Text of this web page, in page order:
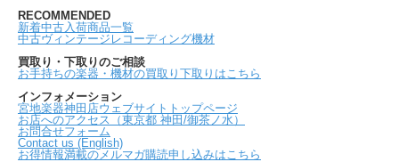
RECOMMENDED
新着中古入荷商品一覧
中古ヴィンテージレコーディング機材
買取り・下取りのご相談
お手持ちの楽器・機材の買取り下取りはこちら
インフォメーション
宮地楽器神田店ウェブサイトトップページ
お店へのアクセス（東京都 神田/御茶ノ水）
お問合せフォーム
Contact us (English)
お得情報満載のメルマガ購読申し込みはこちら